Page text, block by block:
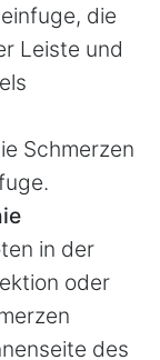
die
Leiste und
Schmerzen
in der
oder
des